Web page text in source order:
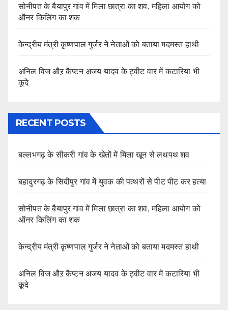
सोनीपत के बैयापुर गांव में मिला छात्रा का शव, महिला आयोग को
ऑनर किलिंग का शक
केन्द्रीय मंत्री कृष्णपाल गुर्जर ने नेताओं को बताया मदमस्त हाथी
अनिल विज औऱ कैप्टन अजय यादव के ट्वीट वार में कटारिया भी
कूदे
RECENT POSTS
बल्लभगढ़ के सीकरी गांव के खेतों में मिला खून से लथपथ शव
बहादुरगढ़ के सिदीपुर गांव में युवक की पत्थरों से पीट पीट कर हत्या
सोनीपत के बैयापुर गांव में मिला छात्रा का शव, महिला आयोग को
ऑनर किलिंग का शक
केन्द्रीय मंत्री कृष्णपाल गुर्जर ने नेताओं को बताया मदमस्त हाथी
अनिल विज औऱ कैप्टन अजय यादव के ट्वीट वार में कटारिया भी
कूदे